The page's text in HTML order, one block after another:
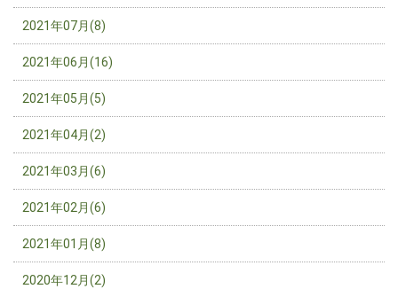
2021年07月(8)
2021年06月(16)
2021年05月(5)
2021年04月(2)
2021年03月(6)
2021年02月(6)
2021年01月(8)
2020年12月(2)